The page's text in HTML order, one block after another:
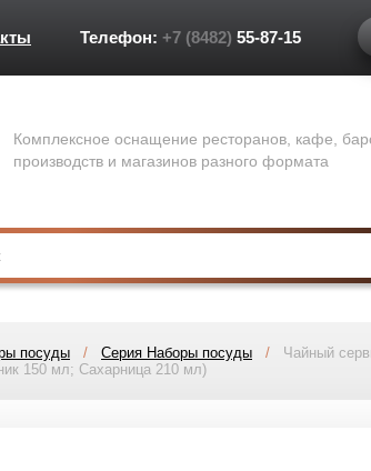
Телефон: +7 (8482) 55-87-15
Комплексное оснащение ресторанов, кафе,
производств и магазинов разного формата
посуды / Серия Наборы посуды / Чайный
150 мл; Сахарница 210 мл)